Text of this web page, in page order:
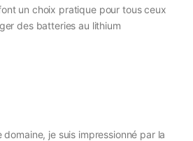
un choix pratique pour tous ceux
des batteries au lithium
domaine, je suis impressionné par la